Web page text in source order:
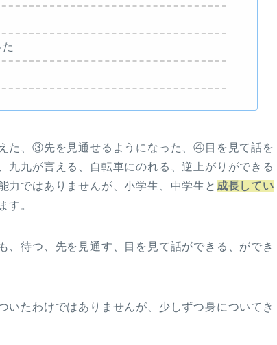
た、③先を見通せるようになった、④目を見て話を
九九が言える、自転車にのれる、逆上がりができる
力ではありませんが、小学生、中学生と 成長してい
す。
、待つ、先を見通す、目を見て話ができる、ができ
いたわけではありませんが、少しずつ身についてき